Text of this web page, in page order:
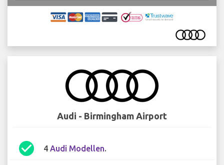
Audi - Birmingham Airport
check_circle 4 Audi Modellen.